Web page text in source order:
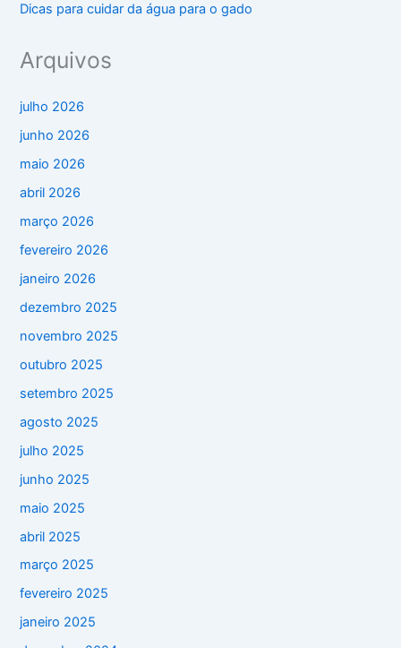
Dicas para cuidar da água para o gado
Arquivos
julho 2026
junho 2026
maio 2026
abril 2026
março 2026
fevereiro 2026
janeiro 2026
dezembro 2025
novembro 2025
outubro 2025
setembro 2025
agosto 2025
julho 2025
junho 2025
maio 2025
abril 2025
março 2025
fevereiro 2025
janeiro 2025